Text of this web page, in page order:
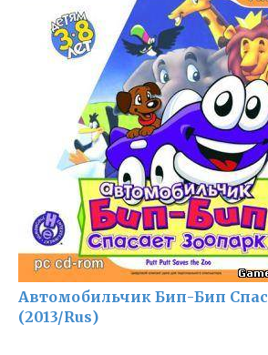
Автомобильчик Бип-Бип
(2013/Rus)